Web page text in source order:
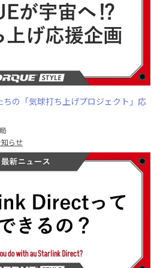
の「気球打ち上げプロジェクト」応
らせ